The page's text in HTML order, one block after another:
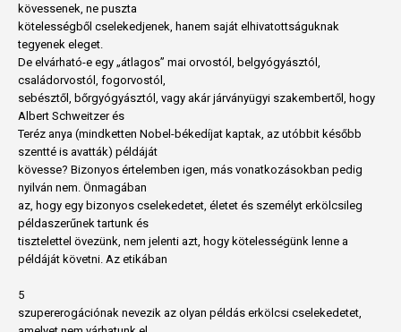
kövessenek, ne puszta
kötelességből cselekedjenek, hanem saját elhivatottságuknak
tegyenek eleget.
De elvárható-e egy „átlagos” mai orvostól, belgyógyásztól,
családorvostól, fogorvostól,
sebésztől, bőrgyógyásztól, vagy akár járványügyi szakembertől, hogy
Albert Schweitzer és
Teréz anya (mindketten Nobel-békedíjat kaptak, az utóbbit később
szentté is avatták) példáját
kövesse? Bizonyos értelemben igen, más vonatkozásokban pedig
nyilván nem. Önmagában
az, hogy egy bizonyos cselekedetet, életet és személyt erkölcsileg
példaszerűnek tartunk és
tisztelettel övezünk, nem jelenti azt, hogy kötelességünk lenne a
példáját követni. Az etikában
5
szupererogációnak nevezik az olyan példás erkölcsi cselekedetet,